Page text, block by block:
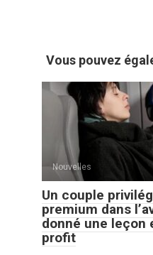
Vous pouvez
Nouvelles
Un couple
premium dans
donné une leçon
profit